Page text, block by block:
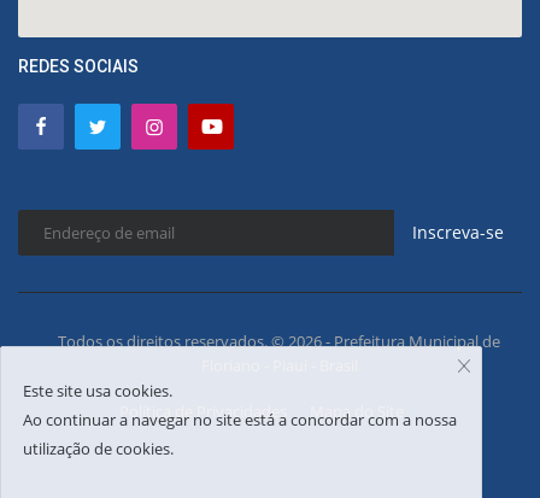
REDES SOCIAIS
Inscreva-se
Todos os direitos reservados. © 2026 - Prefeitura Municipal de
Política de Privacidades Mapa do Site
Este site usa cookies.
Ao continuar a navegar no site está a concordar com a nossa
utilização de cookies.